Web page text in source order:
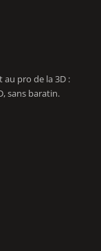
pro de la 3D :
sans baratin.